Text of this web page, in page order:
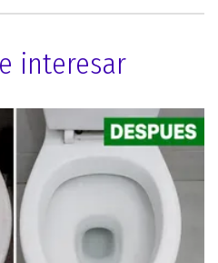
interesar